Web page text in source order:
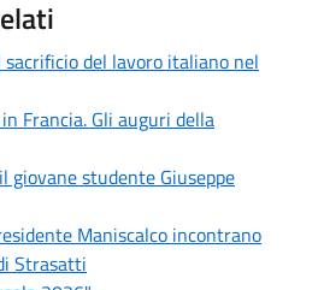
del lavoro italiano nel
Francia. Gli auguri della
giovane studente Giuseppe
Maniscalco incontrano
Strasatti